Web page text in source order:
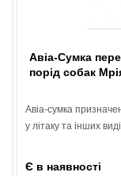
Авіа-Сумка
порід собак
Авіа-сумка
у літаку та інших
Є в наявності